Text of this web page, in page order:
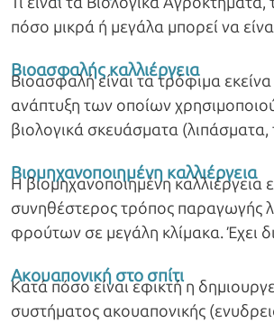
πόσο μικρά ή μεγάλα μπορεί να
Βιοασφαλής καλλιέργεια
Βιοασφαλή είναι τα τρόφιμα εκείνα
ανάπτυξη των οποίων
βιολογικά σκευάσματα
συνέπεια, απόλυτα ασφαλή για τη
Βιομηχανοποιημένη καλλιέργεια
H βιομηχανοποιημένη καλλιέργεια
συνηθέστερος τρόπος παραγωγής
φρούτων σε μεγάλη κλίμακα. Έχει
Ακουαπονική στο σπίτι
Κατά πόσο είναι εφικτή η
συστήματος ακουαπονικής